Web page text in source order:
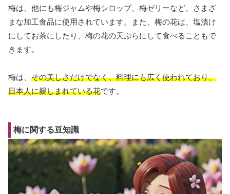
梅は、他にも梅ジャムや梅シロップ、梅ゼリーなど、さまざ
まな加工食品に使用されています。また、梅の花は、塩漬け
にしてお茶にしたり、梅の花の天ぷらにして食べることもで
きます。
梅は、 その美しさだけでなく、料理にも広く使われており、
日本人に親しまれている花です。
梅に関する豆知識